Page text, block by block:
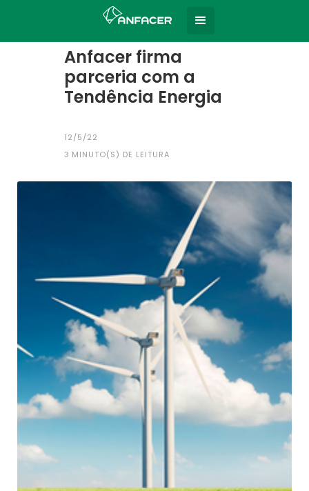
Todas as notícias
Anfacer firma
parceria com a
Tendência Energia
12/5/22
3 MINUTO(S) DE LEITURA